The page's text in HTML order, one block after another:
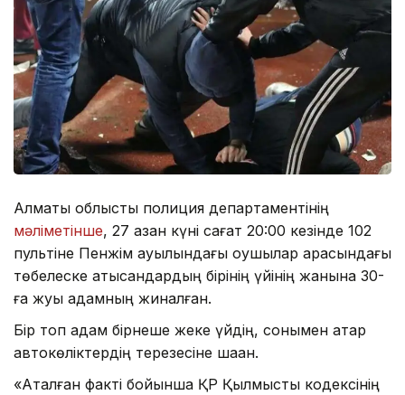
Алматы облыстық полиция департаментінің
мәліметінше, 27 қазан күні сағат 20:00 кезінде 102
пультіне Пенжім ауылындағы оқушылар арасындағы
төбелеске қатысқандардың бірінің үйінің жанына 30-
ға жуық адамның жиналған.
Бір топ адам бірнеше жеке үйдің, сонымен қатар
автокөліктердің терезесіне шаққан.
«Аталған факті бойынша ҚР Қылмыстық кодексінің